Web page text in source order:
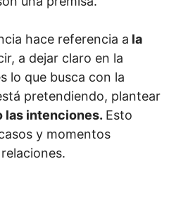
hace referencia a la
a dejar claro en la
lo que busca con la
pretendiendo, plantear
las intenciones. Esto
y momentos